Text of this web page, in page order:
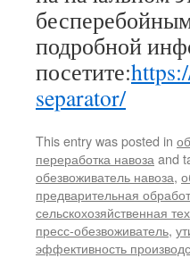
подробной
посетите:
separator/
This entry was posted in
переработка навоза and
обезвоживатель навоза,
предварительная
сельскохозяйственная
пресс-обезвоживатель,
эффективность